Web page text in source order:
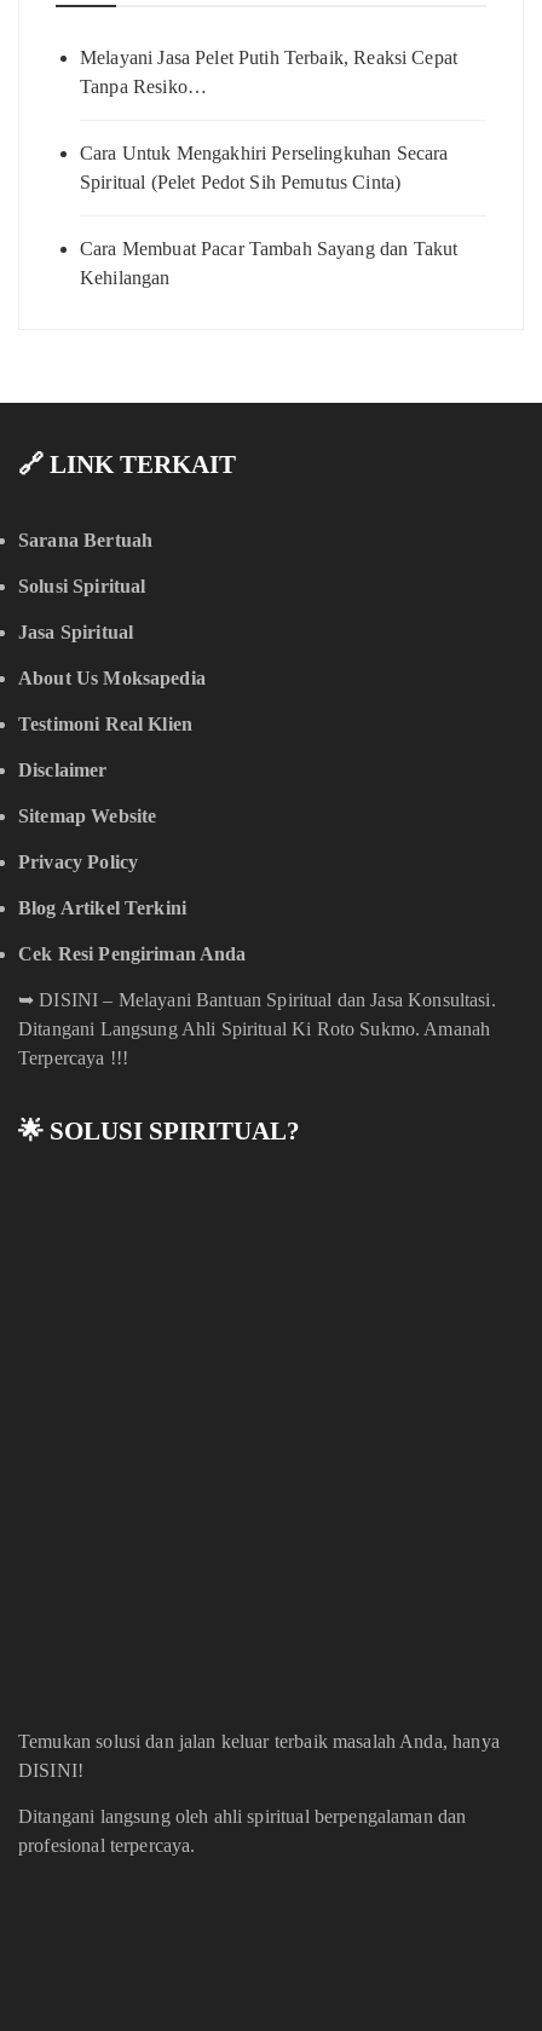
Melayani Jasa Pelet Putih Terbaik, Reaksi Cepat
Tanpa Resiko…
Cara Untuk Mengakhiri Perselingkuhan Secara
Spiritual (Pelet Pedot Sih Pemutus Cinta)
Cara Membuat Pacar Tambah Sayang dan Takut
Kehilangan
🔗 LINK TERKAIT
Sarana Bertuah
Solusi Spiritual
Jasa Spiritual
About Us Moksapedia
Testimoni Real Klien
Disclaimer
Sitemap Website
Privacy Policy
Blog Artikel Terkini
Cek Resi Pengiriman Anda
➥ DISINI – Melayani Bantuan Spiritual dan Jasa Konsultasi.
Ditangani Langsung Ahli Spiritual Ki Roto Sukmo. Amanah
Terpercaya !!!
🌟 SOLUSI SPIRITUAL?
Temukan solusi dan jalan keluar terbaik masalah Anda, hanya
DISINI!
Ditangani langsung oleh ahli spiritual berpengalaman dan
profesional terpercaya.